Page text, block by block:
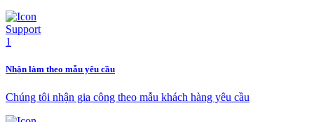
Nhận làm theo mẫu yêu cầu
Chúng tôi nhận gia công theo mẫu khách hàng yêu cầu